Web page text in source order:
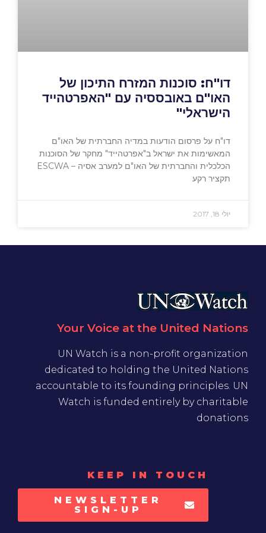
דו"ח: סוכנות המזרח התיכון של
האו"ם באובססיה עם "האפרטהייד
הישראלי"
דו"ח על פרסום הודעות במדיה החברתית של האו"ם
המאשימות את ישראל ב"אפרטהייד" מחקר של הסוכנות
הכלכלית והחברתית של האו"ם למערב אסיה – ESCWA
תקציר רקע
יולי 18, 2017
Your Voice at the United Nations
UN Watch is a non-profit organization
dedicated to holding the United Nations
accountable to its founding principles. UN
Watch is funded entirely by charitable
donations
KEEP IN TOUCH
NEWSLETTER
SIGN-UP